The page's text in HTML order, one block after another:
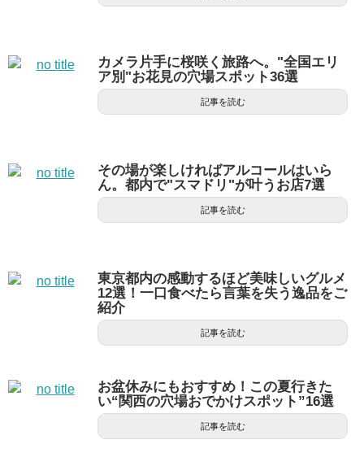
カメラ片手に桜咲く旅路へ。"全国エリ
ア別"お花見の穴場スポット36選
記事を読む
その場が楽しければアルコールはいら
ん。都内で"スマドリ"が叶うお店7選
記事を読む
東京都内の感動するほど美味しいグルメ
12選！一口食べたら言葉を失う逸品をご
紹介
記事を読む
お盆休みにもおすすめ！この夏行きた
い“関西の穴場おでかけスポット”16選
記事を読む